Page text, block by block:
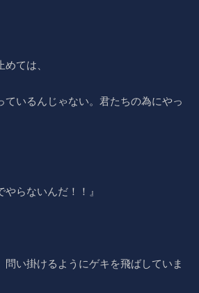
ては、
ているんじゃない。君たちの為にやっ
やらないんだ！！』
問い掛けるようにゲキを飛ばしていま